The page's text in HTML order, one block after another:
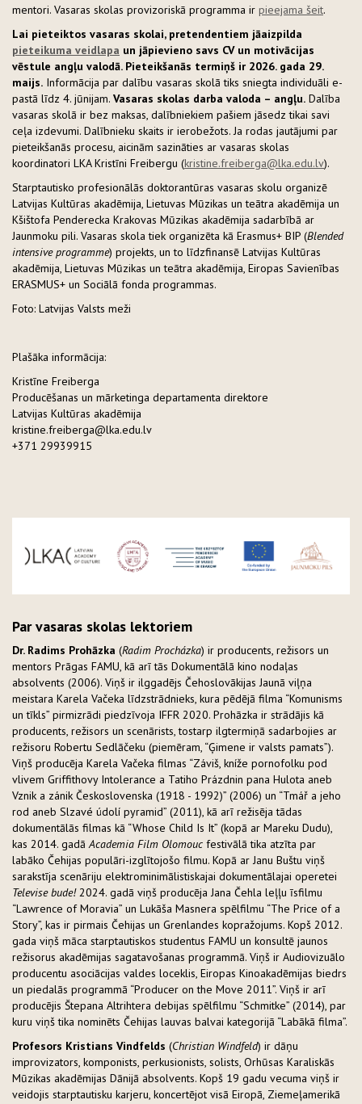
mentori. Vasaras skolas provizoriskā programma ir pieejama šeit.
Lai pieteiktos vasaras skolai, pretendentiem jāaizpilda
pieteikuma veidlapa un jāpievieno savs CV un motivācijas
vēstule angļu valodā. Pieteikšanās termiņš ir 2026. gada 29.
maijs. Informācija par dalību vasaras skolā tiks sniegta individuāli e-
pastā līdz 4. jūnijam. Vasaras skolas darba valoda – angļu. Dalība
vasaras skolā ir bez maksas, dalībniekiem pašiem jāsedz tikai savi
ceļa izdevumi. Dalībnieku skaits ir ierobežots. Ja rodas jautājumi par
pieteikšanās procesu, aicinām sazināties ar vasaras skolas
koordinatori LKA Kristīni Freibergu (kristine.freiberga@lka.edu.lv).
Starptautisko profesionālās doktorantūras vasaras skolu organizē
Latvijas Kultūras akadēmija, Lietuvas Mūzikas un teātra akadēmija un
Kšištofa Penderecka Krakovas Mūzikas akadēmija sadarbībā ar
Jaunmoku pili. Vasaras skola tiek organizēta kā Erasmus+ BIP (Blended
intensive programme) projekts, un to līdzfinansē Latvijas Kultūras
akadēmija, Lietuvas Mūzikas un teātra akadēmija, Eiropas Savienības
ERASMUS+ un Sociālā fonda programmas.
Foto: Latvijas Valsts meži
Plašāka informācija:
Kristīne Freiberga
Producēšanas un mārketinga departamenta direktore
Latvijas Kultūras akadēmija
kristine.freiberga@lka.edu.lv
+371 29939915
Par vasaras skolas lektoriem
Dr. Radims Prohāzka (Radim Procházka) ir producents, režisors un
mentors Prāgas FAMU, kā arī tās Dokumentālā kino nodaļas
absolvents (2006). Viņš ir ilggadējs Čehoslovākijas Jaunā viļņa
meistara Karela Vačeka līdzstrādnieks, kura pēdējā filma “Komunisms
un tīkls” pirmizrādi piedzīvoja IFFR 2020. Prohāzka ir strādājis kā
producents, režisors un scenārists, tostarp ilgtermiņā sadarbojies ar
režisoru Robertu Sedlāčeku (piemēram, “Ģimene ir valsts pamats”).
Viņš producēja Karela Vačeka filmas “Záviš, kníže pornofolku pod
vlivem Griffithovy Intolerance a Tatiho Prázdnin pana Hulota aneb
Vznik a zánik Československa (1918 - 1992)” (2006) un “Tmář a jeho
rod aneb Slzavé údolí pyramid” (2011), kā arī režisēja tādas
dokumentālās filmas kā “Whose Child Is It” (kopā ar Mareku Dudu),
kas 2014. gadāAcademia Film Olomouc festivālā tika atzīta par
labāko Čehijas populāri-izglītojošo filmu. Kopā ar Janu Buštu viņš
sarakstīja scenāriju elektrominimālistiskajai dokumentālajai operetei
Televise bude!2024. gadā viņš producēja Jana Čehla leļļu īsfilmu
“Lawrence of Moravia” un Lukāša Masnera spēlfilmu “The Price of a
Story”, kas ir pirmais Čehijas un Grenlandes kopražojums. Kopš 2012.
gada viņš māca starptautiskos studentus FAMU un konsultē jaunos
režisorus akadēmijas sagatavošanas programmā. Viņš ir Audiovizuālo
producentu asociācijas valdes loceklis, Eiropas Kinoakadēmijas biedrs
un piedalās programmā “Producer on the Move 2011”. Viņš ir arī
producējis Štepana Altrihtera debijas spēlfilmu “Schmitke” (2014), par
kuru viņš tika nominēts Čehijas lauvas balvai kategorijā “Labākā filma”.
Profesors Kristians Vindfelds (Christian Windfeld) ir dāņu
improvizators, komponists, perkusionists, solists, Orhūsas Karaliskās
Mūzikas akadēmijas Dānijā absolvents. Kopš 19 gadu vecuma viņš ir
veidojis starptautisku karjeru, koncertējot visā Eiropā, Ziemeļamerikā